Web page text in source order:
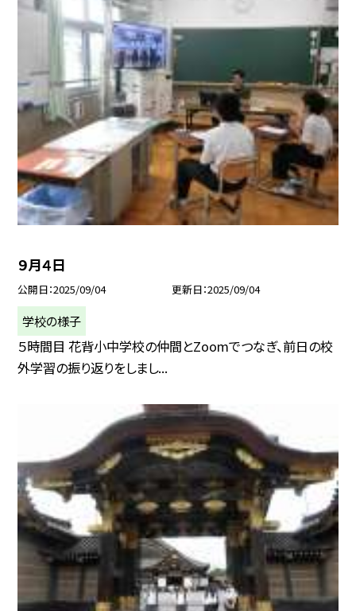
９月４日
公開日 2025/09/04 更新日 2025/09/04
学校の様子
５時間目 花背小中学校の仲間とZoomでつなぎ、前日の校
外学習の振り返りをしまし...